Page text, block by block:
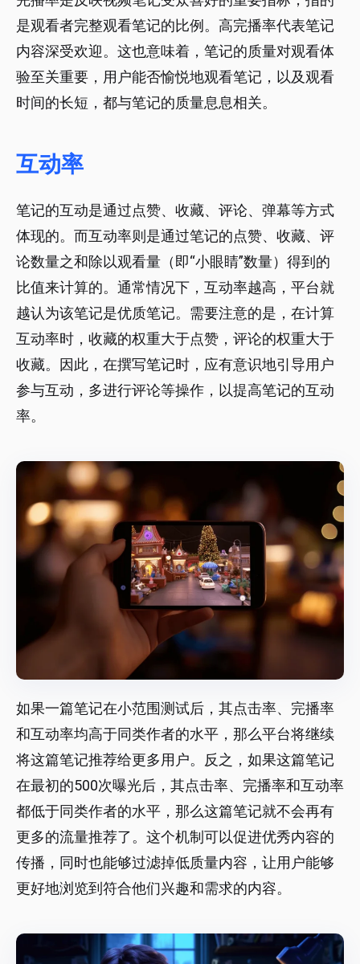
是观看者完整观看笔记的比例。高完播率代表笔记
内容深受欢迎。这也意味着，笔记的质量对观看体
验至关重要，用户能否愉悦地观看笔记，以及观看
时间的长短，都与笔记的质量息息相关。
互动率
笔记的互动是通过点赞、收藏、评论、弹幕等方式
体现的。而互动率则是通过笔记的点赞、收藏、评
论数量之和除以观看量（即“小眼睛”数量）得到的
比值来计算的。通常情况下，互动率越高，平台就
越认为该笔记是优质笔记。需要注意的是，在计算
互动率时，收藏的权重大于点赞，评论的权重大于
收藏。因此，在撰写笔记时，应有意识地引导用户
参与互动，多进行评论等操作，以提高笔记的互动
率。
如果一篇笔记在小范围测试后，其点击率、完播率
和互动率均高于同类作者的水平，那么平台将继续
将这篇笔记推荐给更多用户。反之，如果这篇笔记
在最初的500次曝光后，其点击率、完播率和互动率
都低于同类作者的水平，那么这篇笔记就不会再有
更多的流量推荐了。这个机制可以促进优秀内容的
传播，同时也能够过滤掉低质量内容，让用户能够
更好地浏览到符合他们兴趣和需求的内容。